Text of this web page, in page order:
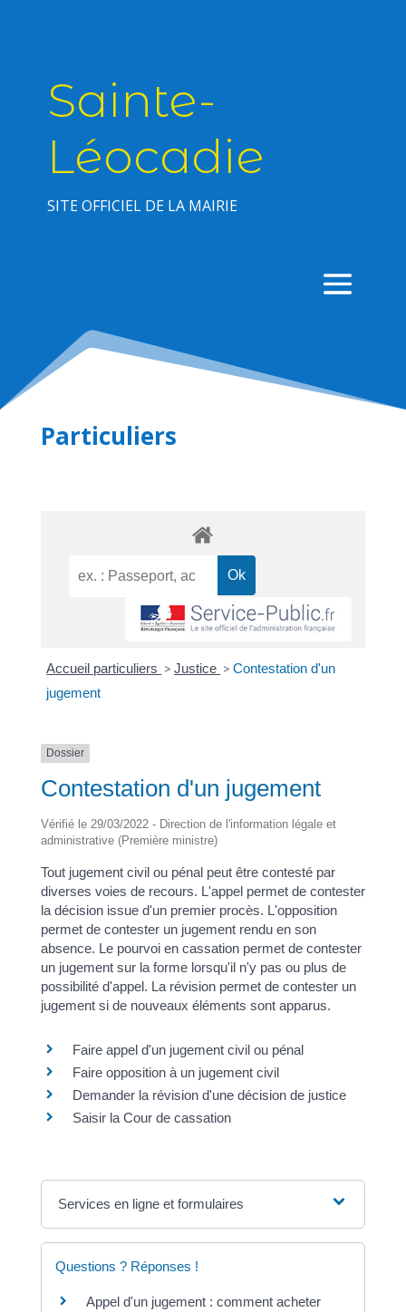
Sainte-
Léocadie
SITE OFFICIEL DE LA MAIRIE
Particuliers
Accueil particuliers > Justice > Contestation d'un
jugement
Dossier
Contestation d'un jugement
Vérifié le 29/03/2022 - Direction de l'information légale et
administrative (Première ministre)
Tout jugement civil ou pénal peut être contesté par
diverses voies de recours. L'appel permet de contester
la décision issue d'un premier procès. L'opposition
permet de contester un jugement rendu en son
absence. Le pourvoi en cassation permet de contester
un jugement sur la forme lorsqu'il n'y pas ou plus de
possibilité d'appel. La révision permet de contester un
jugement si de nouveaux éléments sont apparus.
Faire appel d'un jugement civil ou pénal
Faire opposition à un jugement civil
Demander la révision d'une décision de justice
Saisir la Cour de cassation
Services en ligne et formulaires
Questions ? Réponses !
Appel d'un jugement : comment acheter